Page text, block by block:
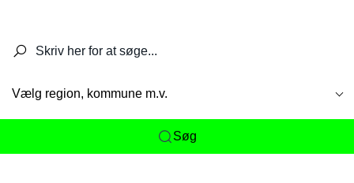
Vælg region, kommune m.v.
Søg